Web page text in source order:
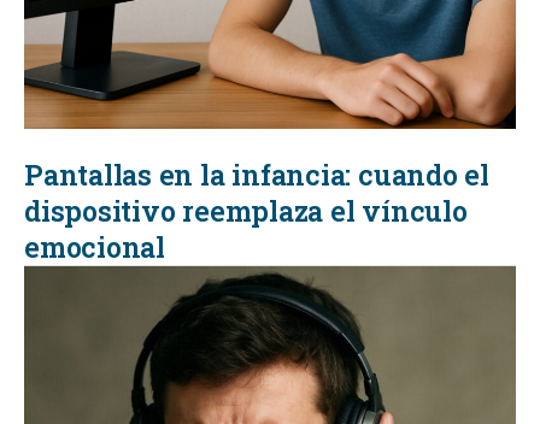
Pantallas en la infancia: cuando el
dispositivo reemplaza el vínculo
emocional